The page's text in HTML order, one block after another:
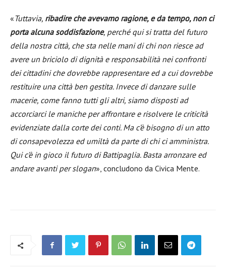
« Tuttavia, ribadire che avevamo ragione, e da tempo, non ci
porta alcuna soddisfazione, perché qui si tratta del futuro
della nostra città, che sta nelle mani di chi non riesce ad
avere un briciolo di dignità e responsabilità nei confronti
dei cittadini che dovrebbe rappresentare ed a cui dovrebbe
restituire una città ben gestita. Invece di danzare sulle
macerie, come fanno tutti gli altri, siamo disposti ad
accorciarci le maniche per affrontare e risolvere le criticità
evidenziate dalla corte dei conti. Ma c’è bisogno di un atto
di consapevolezza ed umiltà da parte di chi ci amministra.
Qui c’è in gioco il futuro di Battipaglia. Basta arronzare ed
andare avanti per slogan», concludono da Civica Mente.